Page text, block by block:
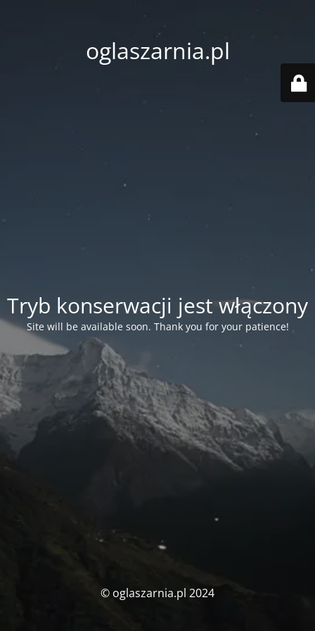
oglaszarnia.pl
Tryb konserwacji jest włączony
Site will be available soon. Thank you for your patience!
© oglaszarnia.pl 2024